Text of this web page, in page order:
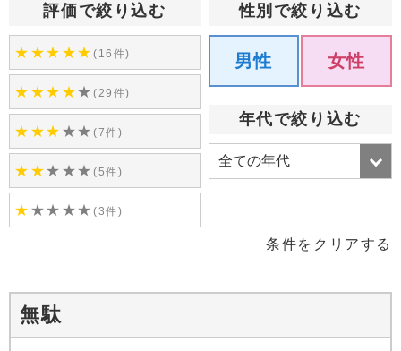
評価で絞り込む
★ ★★ ★★(16件)
★ ★★ ★★(29件)
★ ★★ ★★(7件)
★ ★★ ★★(5件)
★ ★★ ★★(3件)
性別で絞り込む
男性 女性
年代で絞り込む
条件をクリアする
無駄